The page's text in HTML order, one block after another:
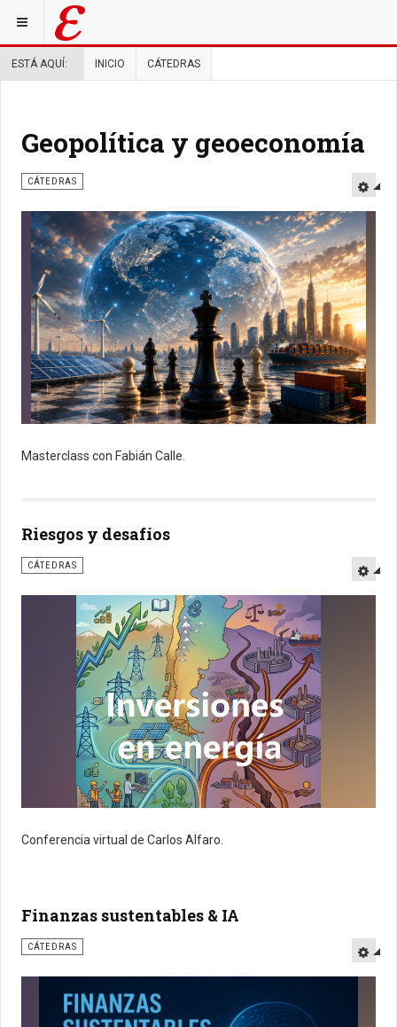
ESTÁ AQUÍ: INICIO CÁTEDRAS
Geopolítica y geoeconomía
CÁTEDRAS
Masterclass con Fabián Calle.
Riesgos y desafíos
CÁTEDRAS
Conferencia virtual de Carlos Alfaro.
Finanzas sustentables & IA
CÁTEDRAS